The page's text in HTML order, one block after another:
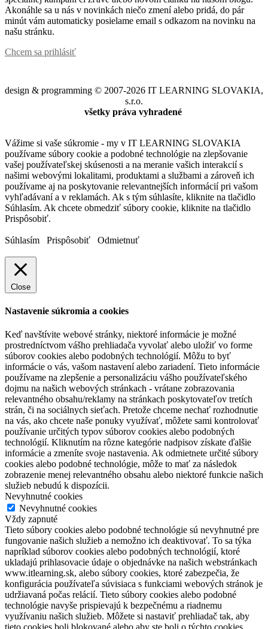
Akonáhle sa u nás v novinkách niečo zmení alebo pridá, do pár
minút vám automaticky posielame email s odkazom na novinku na
našu stránku.
Chcem sa prihlásiť
design & programming © 2007-2026 IT LEARNING SLOVAKIA,
s.r.o.
všetky práva vyhradené
Vážime si vaše súkromie - my v IT LEARNING SLOVAKIA
používame súbory cookie a podobné technológie na zlepšovanie
vašej používateľskej skúsenosti a na meranie vašich interakcií s
našimi webovými lokalitami, produktami a službami a zároveň ich
používame aj na poskytovanie relevantnejších informácií pri vašom
vyhľadávaní a v reklamách. Ak s tým súhlasíte, kliknite na tlačidlo
Súhlasím. Ak chcete obmedziť súbory cookie, kliknite na tlačidlo
Prispôsobiť.
Súhlasím Prispôsobiť Odmietnuť
Close
Nastavenie súkromia a cookies
Keď navštívite webové stránky, niektoré informácie je možné
prostredníctvom vášho prehliadača vyvolať alebo uložiť vo forme
súborov cookies alebo podobných technológií. Môžu to byť
informácie o vás, vašom nastavení alebo zariadení. Tieto informácie
používame na zlepšenie a personalizáciu vášho používateľského
dojmu na našich webových stránkach - vrátane zobrazovania
relevantného obsahu/reklamy na stránkach poskytovateľov tretích
strán, či na sociálnych sieťach. Pretože chceme nechať rozhodnutie
na vás, ako chcete naše ponuky využívať, môžete sami kontrolovať
používanie určitých typov súborov cookies alebo podobných
technológií. Kliknutím na rôzne kategórie nadpisov získate ďalšie
informácie a zmeníte svoje nastavenia. Ak odmietnete určité súbory
cookies alebo podobné technológie, môže to mať za následok
zobrazenie menej relevantného obsahu alebo niektoré funkcie našich
služieb nebudú k dispozícii.
Nevyhnutné cookies
Nevyhnutné cookies
Vždy zapnuté
Tieto súbory cookies alebo podobné technológie sú nevyhnutné pre
fungovanie našich služieb a nemožno ich deaktivovať. To sa týka
napríklad súborov cookies alebo podobných technológií, ktoré
ukladajú prihlasovacie údaje o objednávke na našich webstránkach
www.itlearning.sk, alebo súbory cookies, ktoré zabezpečia, že
konfigurácia používateľa súvisiaca s funkciami webových stránok je
udržiavaná počas relácií. Tieto súbory cookies alebo podobné
technológie navyše prispievajú k bezpečnému a riadnemu
využívaniu našich služieb. Môžete si nastaviť prehliadač tak, aby